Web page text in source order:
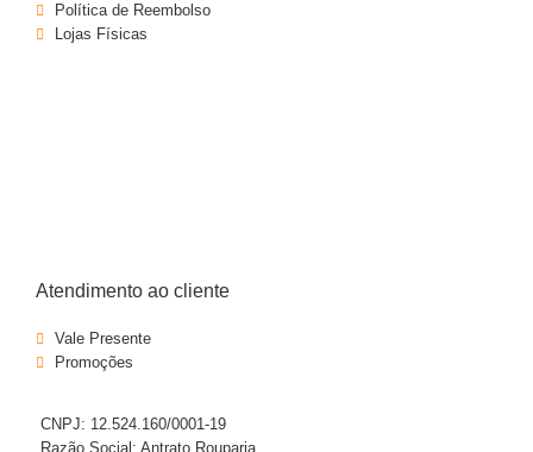
Política de Reembolso
Lojas Físicas
Atendimento ao cliente
Vale Presente
Promoções
CNPJ: 12.524.160/0001-19
Razão Social: Antrato Rouparia